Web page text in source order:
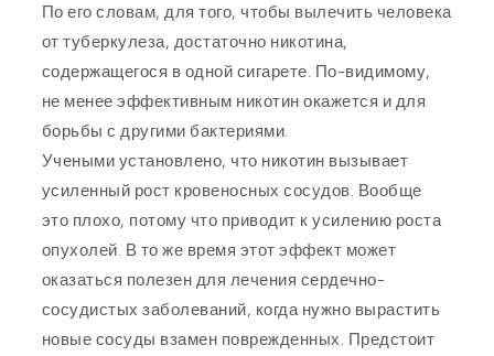
По его словам, для того, чтобы вылечить человека
от туберкулеза, достаточно никотина,
содержащегося в одной сигарете. По-видимому,
не менее эффективным никотин окажется и для
борьбы с другими бактериями.
Учеными установлено, что никотин вызывает
усиленный рост кровеносных сосудов. Вообще
это плохо, потому что приводит к усилению роста
опухолей. В то же время этот эффект может
оказаться полезен для лечения сердечно-
сосудистых заболеваний, когда нужно вырастить
новые сосуды взамен поврежденных. Предстоит